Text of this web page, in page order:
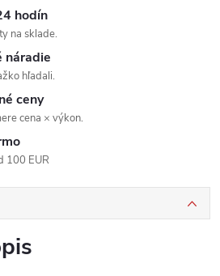
hodín
na sklade.
náradie
hľadali.
ceny
cena × výkon.
100 EUR